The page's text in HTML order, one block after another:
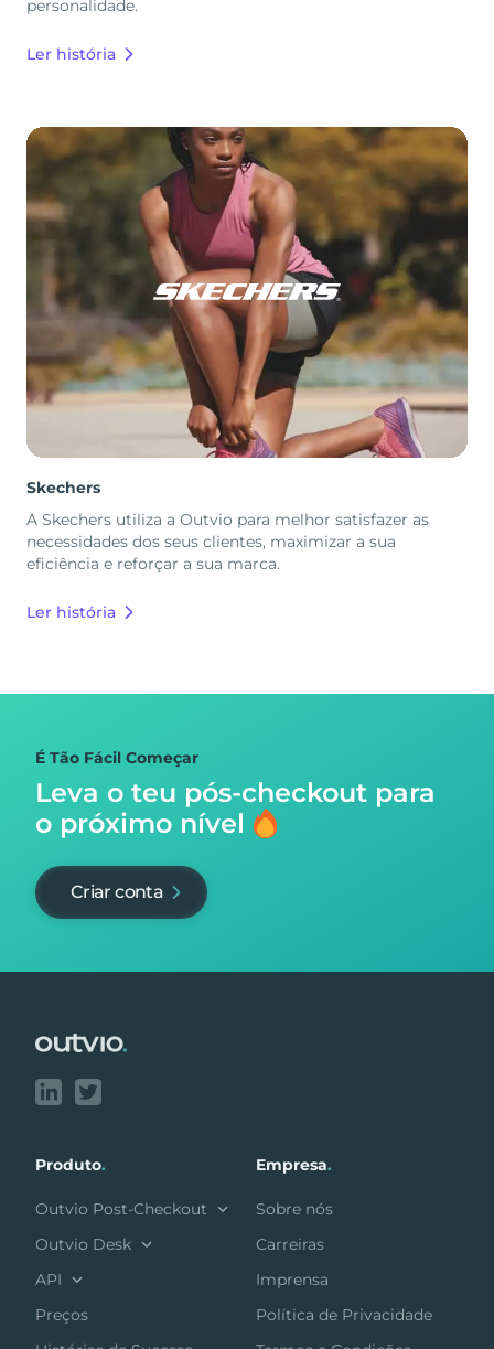
personalidade.
Ler história
Skechers
A Skechers utiliza a Outvio para melhor satisfazer as
necessidades dos seus clientes, maximizar a sua
eficiência e reforçar a sua marca.
Ler história
É Tão Fácil Começar
Leva o teu pós-checkout para
o próximo nível
Criar conta
Produto.
Outvio Post-Checkout
Outvio Desk
API
Preços
Empresa.
Sobre nós
Carreiras
Imprensa
Política de Privacidade